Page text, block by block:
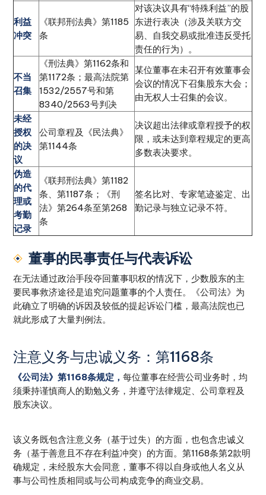
利益
冲突
《联邦刑法典》第1185
条
对该决议具有“特殊利益”的股
东进行表决（涉及关联方交
易、自我交易或批准违反受托
责任的行为）。
不当
召集
《刑法典》第1162条和
第1172条；最高法院第
1532/2557号和第
8340/2563号判决
某位董事在未召开有效董事会
会议的情况下召集股东大会；
由无权人士召集的会议。
未经
授权
的决
议
公司章程及《民法典》
第1144条
决议超出法律或章程授予的权
限，或未达到章程规定的更高
多数表决要求。
伪造
的代
理或
考勤
记录
《联邦刑法典》第1182
条、第1187条；《刑
法》第264条至第268
条
签名比对、专家笔迹鉴定、出
勤记录与独立记录不符。
董事的民事责任与代表诉讼
在无法通过政治手段夺回董事职权的情况下，少数股东的主
要民事救济途径是追究问题董事的个人责任。《公司法》为
此确立了明确的诉因及较低的提起诉讼门槛，最高法院也已
就此形成了大量判例法。
注意义务与忠诚义务：第1168条
《公司法》第1168条规定，每位董事在经营公司业务时，均
须秉持谨慎商人的勤勉义务，并遵守法律规定、公司章程及
股东决议。
该义务既包含注意义务（基于过失）的方面，也包含忠诚义
务（基于善意且不存在利益冲突）的方面。第1168条第2款明
确规定，未经股东大会同意，董事不得以自身或他人名义从
事与公司性质相同或与公司构成竞争的商业交易。